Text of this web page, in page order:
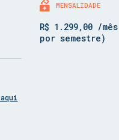
MENSALIDADE
R$ 1.299,00 /
por semestre)